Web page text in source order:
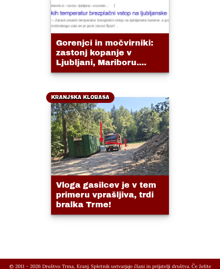
Gorenjci in močvirniki:
zastonj kopanje v
Ljubljani, Mariboru....
KRANJSKA KLOBASA
Vloga gasilcev je v tem
primeru vprašljiva, trdi
bralka Trme!
© 2011 - 2026 Društvo Trma, Kranj. Spletnik ustvarjajo člani in prijatelji društva. Če želite